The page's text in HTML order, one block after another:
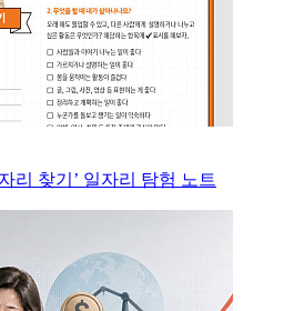
리 찾기’ 일자리 탐험 노트